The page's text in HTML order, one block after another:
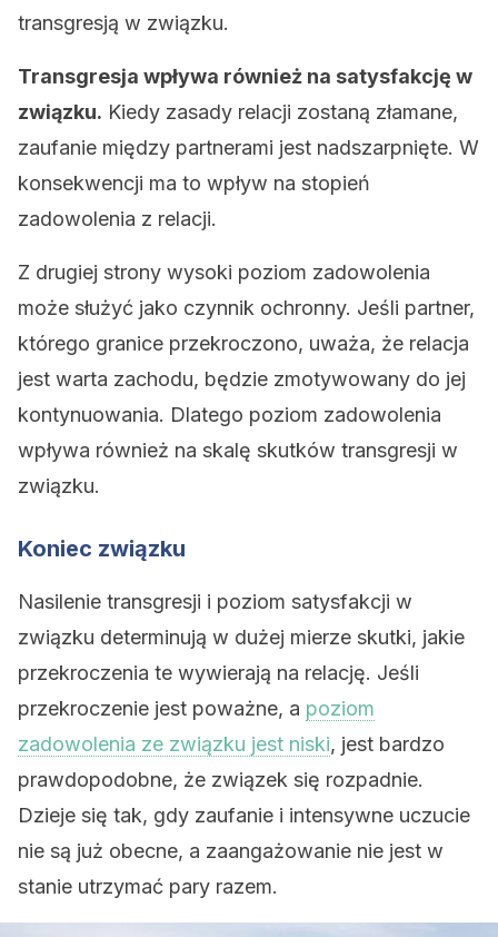
transgresją w związku.
Transgresja wpływa również na satysfakcję w
związku. Kiedy zasady relacji zostaną złamane,
zaufanie między partnerami jest nadszarpnięte. W
konsekwencji ma to wpływ na stopień
zadowolenia z relacji.
Z drugiej strony wysoki poziom zadowolenia
może służyć jako czynnik ochronny. Jeśli partner,
którego granice przekroczono, uważa, że ​​relacja
jest warta zachodu, będzie zmotywowany do jej
kontynuowania. Dlatego poziom zadowolenia
wpływa również na skalę skutków transgresji w
związku.
Koniec związku
Nasilenie transgresji i poziom satysfakcji w
związku determinują w dużej mierze skutki, jakie
przekroczenia te wywierają na relację. Jeśli
przekroczenie jest poważne, a poziom
zadowolenia ze związku jest niski, jest bardzo
prawdopodobne, że związek się rozpadnie.
Dzieje się tak, gdy zaufanie i intensywne uczucie
nie są już obecne, a zaangażowanie nie jest w
stanie utrzymać pary razem.